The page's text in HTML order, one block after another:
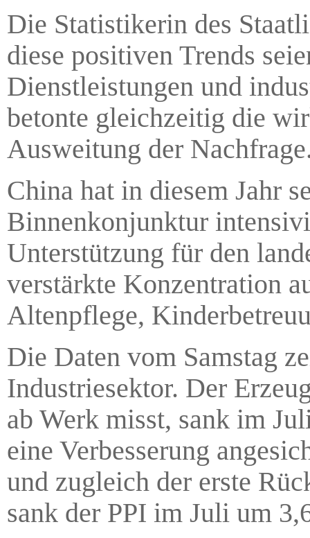
Die Statistikerin des
diese positiven Trends
Dienstleistungen und
betonte gleichzeitig die
Ausweitung der
China hat in diesem Jahr
Binnenkonjunktur
Unterstützung für den
verstärkte Konzentration
Altenpflege,
Die Daten vom Samstag
Industriesektor. Der
ab Werk misst, sank im
eine Verbesserung
und zugleich der erste
sank der PPI im Juli um